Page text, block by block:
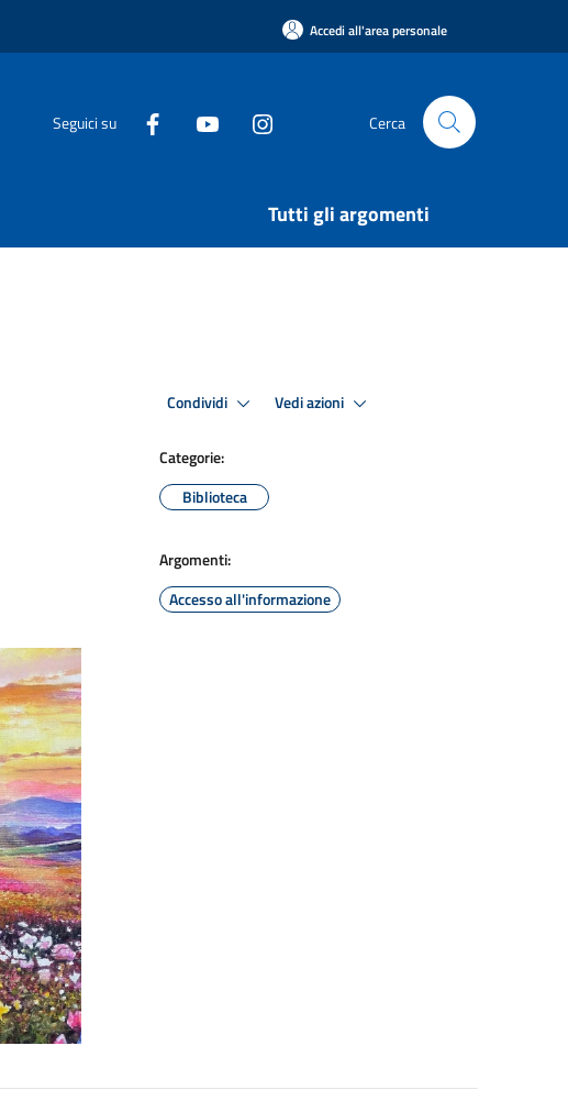
Accedi all'area personale
Seguici su Cerca
Tutti gli argomenti
Condividi Vedi azioni
Categorie:
Biblioteca
Argomenti:
Accesso all'informazione